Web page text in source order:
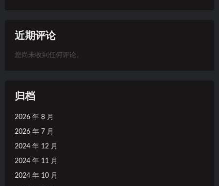
近期评论
您尚未收到任何评论。
归档
2026 年 8 月
2026 年 7 月
2024 年 12 月
2024 年 11 月
2024 年 10 月